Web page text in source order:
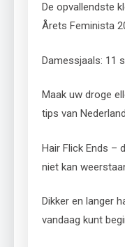
De opvallendste
Årets Feminista
Damessjaals: 11
Maak uw droge
tips van
Hair Flick Ends –
niet kan
Dikker en langer
vandaag kunt